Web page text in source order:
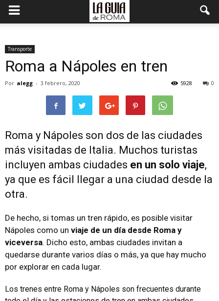
Transporte
Roma a Nápoles en tren
Por alegg - 3 febrero, 2020 0
5928
Roma y Nápoles son dos de las ciudades
más visitadas de Italia. Muchos turistas
incluyen ambas ciudades en un solo viaje,
ya que es fácil llegar a una ciudad desde la
otra.
De hecho, si tomas un tren rápido, es posible visitar
Nápoles como un viaje de un día desde Roma y
viceversa. Dicho esto, ambas ciudades invitan a
quedarse durante varios días o más, ya que hay mucho
por explorar en cada lugar.
Los trenes entre Roma y Nápoles son frecuentes durante